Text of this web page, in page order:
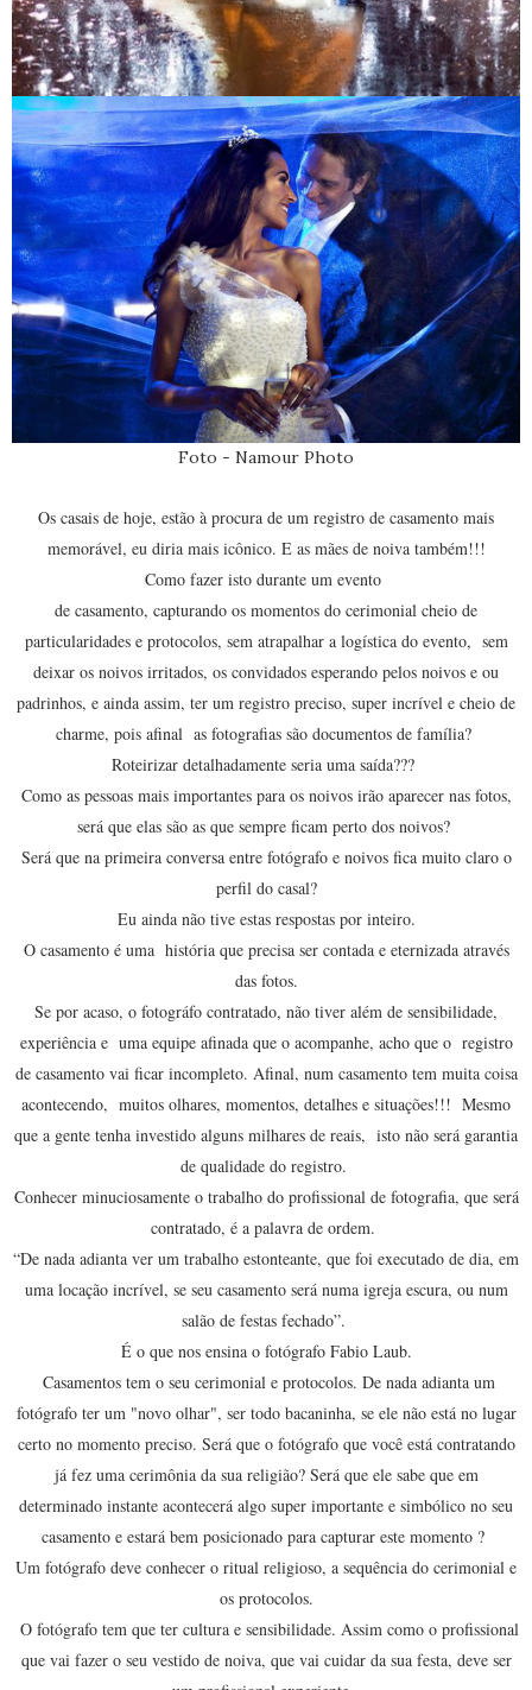
Foto - Namour Photo
Os casais de hoje, estão à procura de um registro de casamento mais
memorável, eu diria mais icônico. E as mães de noiva também!!!
Como fazer isto durante um evento
de casamento, capturando os momentos do cerimonial cheio de
particularidades e protocolos, sem atrapalhar a logística do evento, sem
deixar os noivos irritados, os convidados esperando pelos noivos e ou
padrinhos, e ainda assim, ter um registro preciso, super incrível e cheio de
charme, pois afinal as fotografias são documentos de família?
Roteirizar detalhadamente seria uma saída???
Como as pessoas mais importantes para os noivos irão aparecer nas fotos,
será que elas são as que sempre ficam perto dos noivos?
Será que na primeira conversa entre fotógrafo e noivos fica muito claro o
perfil do casal?
Eu ainda não tive estas respostas por inteiro.
O casamento é uma história que precisa ser contada e eternizada através
das fotos.
Se por acaso, o fotográfo contratado, não tiver além de sensibilidade,
experiência e uma equipe afinada que o acompanhe, acho que o registro
de casamento vai ficar incompleto. Afinal, num casamento tem muita coisa
acontecendo, muitos olhares, momentos, detalhes e situações!!! Mesmo
que a gente tenha investido alguns milhares de reais, isto não será garantia
de qualidade do registro.
Conhecer minuciosamente o trabalho do profissional de fotografia, que será
contratado, é a palavra de ordem.
“De nada adianta ver um trabalho estonteante, que foi executado de dia, em
uma locação incrível, se seu casamento será numa igreja escura, ou num
salão de festas fechado”.
É o que nos ensina o fotógrafo Fabio Laub.
Casamentos tem o seu cerimonial e protocolos. De nada adianta um
fotógrafo ter um "novo olhar", ser todo bacaninha, se ele não está no lugar
certo no momento preciso. Será que o fotógrafo que você está contratando
já fez uma cerimônia da sua religião? Será que ele sabe que em
determinado instante acontecerá algo super importante e simbólico no seu
casamento e estará bem posicionado para capturar este momento ?
Um fotógrafo deve conhecer o ritual religioso, a sequência do cerimonial e
os protocolos.
O fotógrafo tem que ter cultura e sensibilidade. Assim como o profissional
que vai fazer o seu vestido de noiva, que vai cuidar da sua festa, deve ser